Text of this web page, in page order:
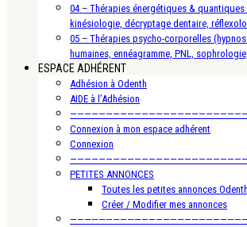
04 – Thérapies énergétiques & quantiques
kinésiologie, décryptage dentaire,
05 – Thérapies psycho-corporelles
humaines, ennéagramme, PNL,
ESPACE ADHÉRENT
Adhésion à Odenth
AIDE à l’Adhésion
Connexion à mon espace adhérent
Connexion
PETITES ANNONCES
Toutes les petites annonces Odenth
Créer / Modifier mes annonces